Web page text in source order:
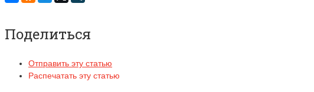
Поделиться
Отправить эту статью
Распечатать эту статью